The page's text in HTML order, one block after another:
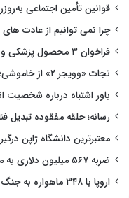
قوانین تأمین اجتماعی
چرا نمی توانیم از عادت
فراخوان ۳ محصول پزشکی و دارویی به دلیل خطرهای کیفی و ایمنی
نجات «وویجر ۲» از خاموشی؛ تدبیر ناسا برای حفظ کاوشگر ۴۸ ساله
باور اشتباه درباره شخصیت
رسانه؛ حلقه مفقوده تبدیل
معتبرترین دانشگاه ژاپن
ضربه ۵۶۷ میلیون دلاری به متا؛ اینستاگرام زیر تیغ دادگاه
اروپا با ۳۴۸ ماهواره به جنگ انحصار استارلینک می‌رود